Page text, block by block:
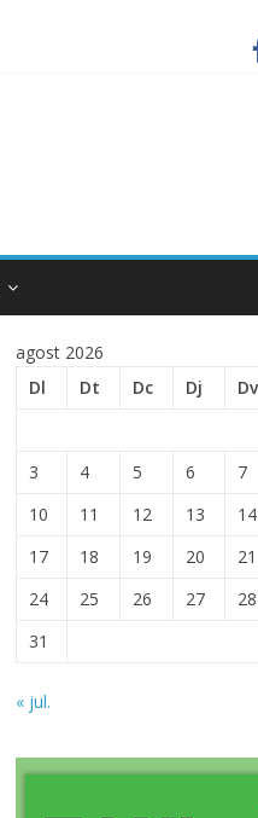
agost 2026
Dl
Dt Dc Dj Dv
3
4 5 6 7
10
11 12 13 14
17
18 19 20 21
24
25 26 27 28
31
« jul.